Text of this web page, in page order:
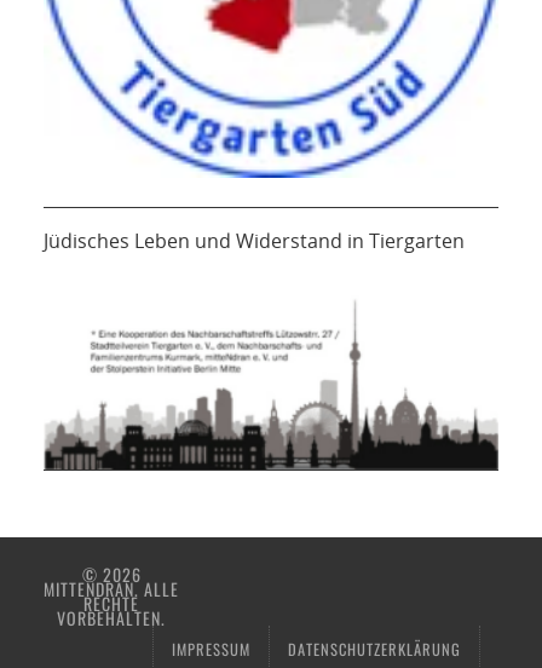
Jüdisches Leben und Widerstand in Tiergarten
© 2026
MITTENDRAN. ALLE
RECHTE
VORBEHALTEN.
IMPRESSUM DATENSCHUTZERKLÄRUNG